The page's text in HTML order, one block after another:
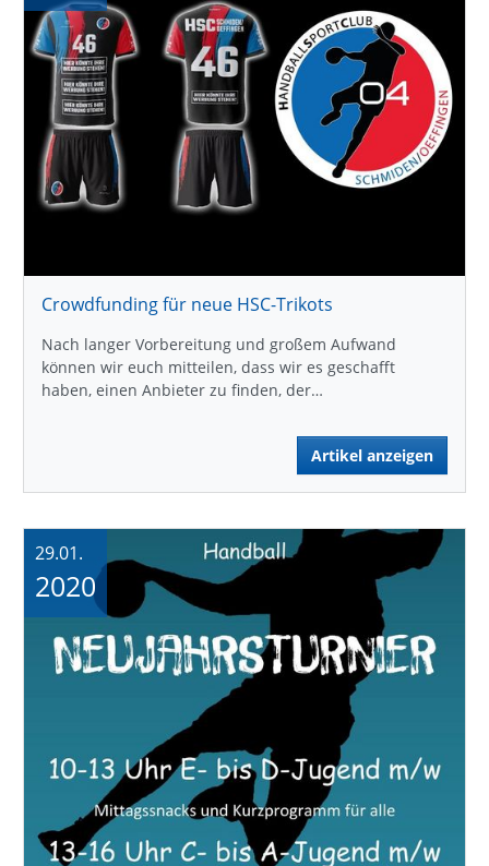
Crowdfunding für neue HSC-Trikots
Nach langer Vorbereitung und großem Aufwand
können wir euch mitteilen, dass wir es geschafft
haben, einen Anbieter zu finden, der…
Artikel anzeigen
29.01.
2020